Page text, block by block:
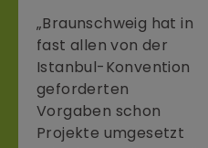
„Braunschweig hat in
fast allen von der
Istanbul-Konvention
geforderten
Vorgaben schon
Projekte umgesetzt